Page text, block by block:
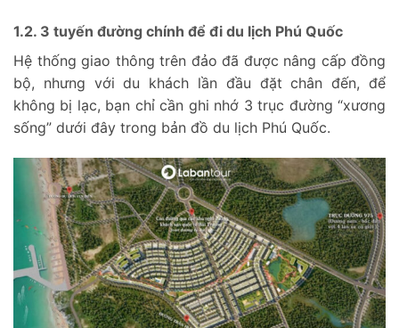
1.2. 3 tuyến đường chính để đi du lịch Phú Quốc
Hệ thống giao thông trên đảo đã được nâng cấp đồng
bộ, nhưng với du khách lần đầu đặt chân đến, để
không bị lạc, bạn chỉ cần ghi nhớ 3 trục đường “xương
sống” dưới đây trong bản đồ du lịch Phú Quốc.